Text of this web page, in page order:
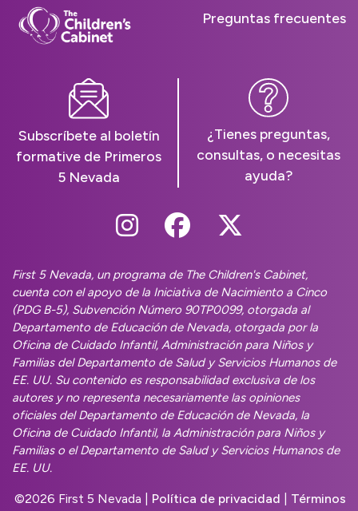
Preguntas frecuentes
Subscríbete al boletín
formative de Primeros
5 Nevada
¿Tienes preguntas,
consultas, o necesitas
ayuda?
Follow Us On
Follow Us On
Follow Us
First 5 Nevada, un programa de The Children's Cabinet,
cuenta con el apoyo de la Iniciativa de Nacimiento a Cinco
(PDG B-5), Subvención Número 90TP0099, otorgada al
Departamento de Educación de Nevada, otorgada por la
Oficina de Cuidado Infantil, Administración para Niños y
Familias del Departamento de Salud y Servicios Humanos de
EE. UU. Su contenido es responsabilidad exclusiva de los
autores y no representa necesariamente las opiniones
oficiales del Departamento de Educación de Nevada, la
Oficina de Cuidado Infantil, la Administración para Niños y
Familias o el Departamento de Salud y Servicios Humanos de
EE. UU.
©2026 First 5 Nevada | Política de privacidad
Términos